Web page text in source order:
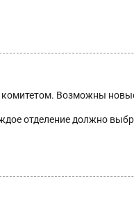
Возможны
отделение должно